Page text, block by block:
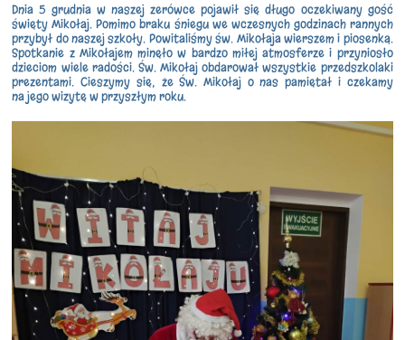
Dnia 5 grudnia w naszej zerówce pojawił się długo oczekiwany gość
święty Mikołaj. Pomimo braku śniegu we wczesnych godzinach rannych
przybył do naszej szkoły. Powitaliśmy św. Mikołaja wierszem i piosenką.
Spotkanie z Mikołajem minęło w bardzo miłej atmosferze i przyniosło
dzieciom wiele radości. Św. Mikołaj obdarował wszystkie przedszkolaki
prezentami. Cieszymy się, że Św. Mikołaj o nas pamiętał i czekamy
na jego wizytę w przyszłym roku.